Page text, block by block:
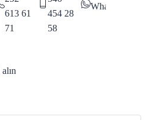
613 61
71
454 28
58
WhatsApp